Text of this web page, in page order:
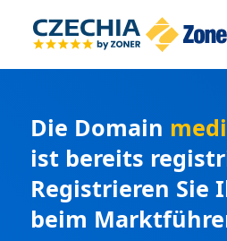
Die Domain
ist bereits
Registrieren Sie
beim